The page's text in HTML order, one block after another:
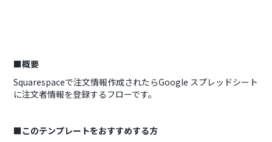
■概要
Squarespaceで注文情報作成されたらGoogle スプレッドシート
に注文者情報を登録するフローです。
■このテンプレートをおすすめする方